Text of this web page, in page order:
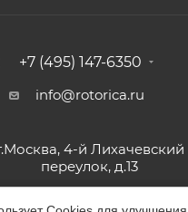
+7 (495) 147-6350
info@rotorica.ru
4-й Лихачевский
переулок, д.13